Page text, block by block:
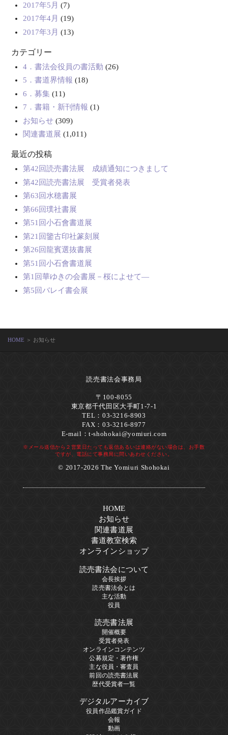
2017年5月 (7)
2017年4月 (19)
2017年3月 (13)
カテゴリー
4．書法会役員の書活動 (26)
5．書道界情報 (18)
6．募集(11)
7．書籍・新刊情報 (1)
お知らせ(309)
関連書道展 (1,011)
最近の投稿
第42回読売書法展 成績通知につきまして
第42回読売書法展 受賞者発表
第63回水穂書展
第66回璞社書展
第51回小石會書道展
第21回鑒古印社篆刻展
第26回龍賓選抜書展
第51回小石會書道展
第1回華ゆきの会書展－桜によせて―
第5回バレイ書会展
HOME ＞ お知らせ
読売書法会事務局
〒100-8055
東京都千代田区大手町1-7-1
TEL：03-3216-8903
FAX：03-3216-8977
E-mail：t-shohokai@yomiuri.com
※メール送信から２営業日たっても返信あるいは連絡がない場合は、お手数
ですが、電話にて事務局に問いあわせください。
© 2017-2026 The Yomiuri Shohokai
HOME
お知らせ
関連書道展
書道教室検索
オンラインショップ
読売書法会について
会長挨拶
読売書法会とは
主な活動
役員
読売書法展
開催概要
受賞者発表
オンラインコンテンツ
公募規定・著作権
主な役員・審査員
前回の読売書法展
歴代受賞者一覧
デジタルアーカイブ
役員作品鑑賞ガイド
会報
動画